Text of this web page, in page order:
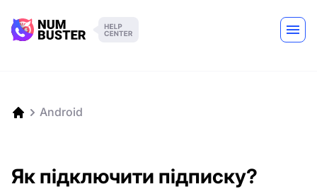
Android
Як підключити підписку?